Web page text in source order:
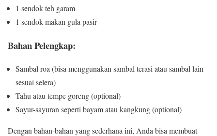
1 sendok teh garam
1 sendok makan gula pasir
Bahan Pelengkap:
Sambal roa (bisa menggunakan sambal terasi atau sambal lain
sesuai selera)
Tahu atau tempe goreng (optional)
Sayur-sayuran seperti bayam atau kangkung (optional)
Dengan bahan-bahan yang sederhana ini, Anda bisa membuat